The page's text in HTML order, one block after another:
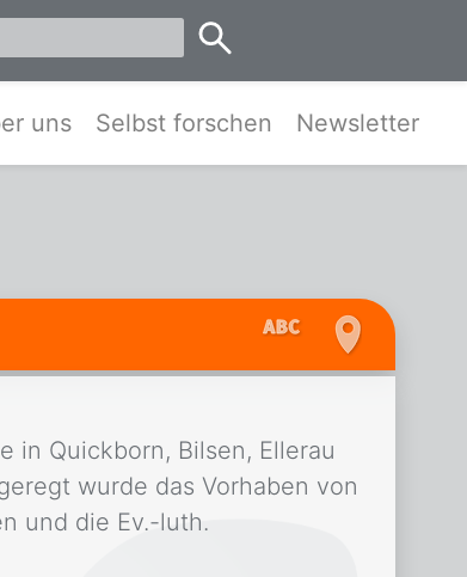
und Umgebung
uns Selbst forschen Newsletter
in Quickborn, Bilsen, Ellerau
wurde das Vorhaben von
und die Ev.-luth.